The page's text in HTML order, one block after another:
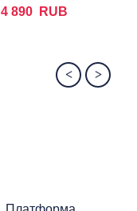
4 890 RUB